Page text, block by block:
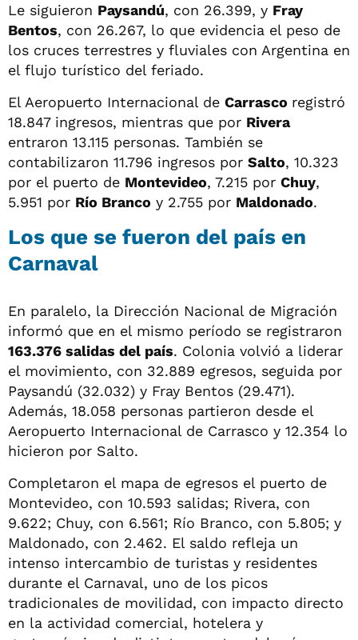
Le siguieron Paysandú, con 26.399, y Fray
Bentos, con 26.267, lo que evidencia el peso de
los cruces terrestres y fluviales con Argentina en
el flujo turístico del feriado.
El Aeropuerto Internacional de Carrasco registró
18.847 ingresos, mientras que por Rivera
entraron 13.115 personas. También se
contabilizaron 11.796 ingresos por Salto, 10.323
por el puerto de Montevideo, 7.215 por Chuy,
5.951 por Río Branco y 2.755 por Maldonado.
Los que se fueron del país en
Carnaval
En paralelo, la Dirección Nacional de Migración
informó que en el mismo período se registraron
163.376 salidas del país. Colonia volvió a liderar
el movimiento, con 32.889 egresos, seguida por
Paysandú (32.032) y Fray Bentos (29.471).
Además, 18.058 personas partieron desde el
Aeropuerto Internacional de Carrasco y 12.354 lo
hicieron por Salto.
Completaron el mapa de egresos el puerto de
Montevideo, con 10.593 salidas; Rivera, con
9.622; Chuy, con 6.561; Río Branco, con 5.805; y
Maldonado, con 2.462. El saldo refleja un
intenso intercambio de turistas y residentes
durante el Carnaval, uno de los picos
tradicionales de movilidad, con impacto directo
en la actividad comercial, hotelera y